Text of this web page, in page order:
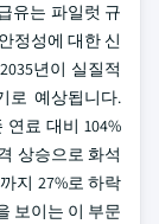
유는 파일럿 규
정성에 대한 신
년이 실질적
로 예상됩니다.
료 대비 104%
상승으로 화석
지 27%로 하락
보이는 이 부문